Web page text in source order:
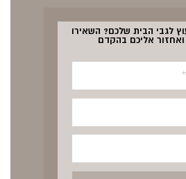
לגבי הבית שלכם? השאירו
אליכם בהקדם